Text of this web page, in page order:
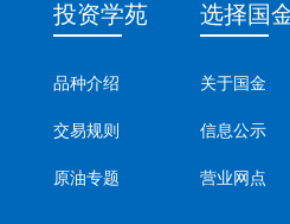
投资学苑
品种介绍
交易规则
原油专题
选择国
关于国金
信息公示
营业网点